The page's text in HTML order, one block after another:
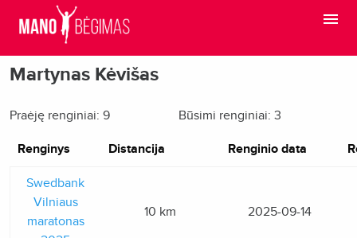
Martynas Kėvišas
Praėję renginiai: 9 Būsimi renginiai: 3
Renginys Distancija Renginio data
Swedbank
Vilniaus
maratonas
10 km 2025-09-14